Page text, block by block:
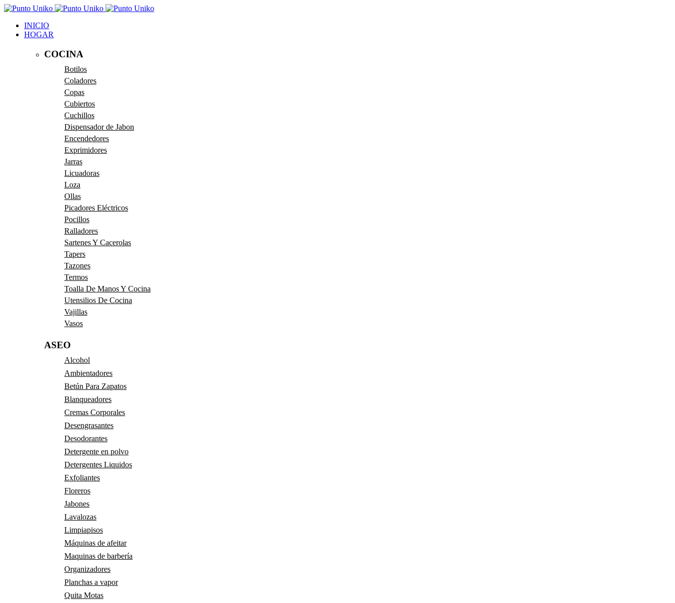
INICIO
HOGAR
COCINA
Botilos
Coladores
Copas
Cubiertos
Cuchillos
Dispensador de Jabon
Encendedores
Exprimidores
Jarras
Licuadoras
Loza
Ollas
Picadores Eléctricos
Pocillos
Ralladores
Sartenes Y Cacerolas
Tapers
Tazones
Termos
Toalla De Manos Y Cocina
Utensilios De Cocina
Vajillas
Vasos
ASEO
Alcohol
Ambientadores
Betún Para Zapatos
Blanqueadores
Cremas Corporales
Desengrasantes
Desodorantes
Detergente en polvo
Detergentes Liquidos
Exfoliantes
Floreros
Jabones
Lavalozas
Limpiapisos
Máquinas de afeitar
Maquinas de barbería
Organizadores
Planchas a vapor
Quita Motas